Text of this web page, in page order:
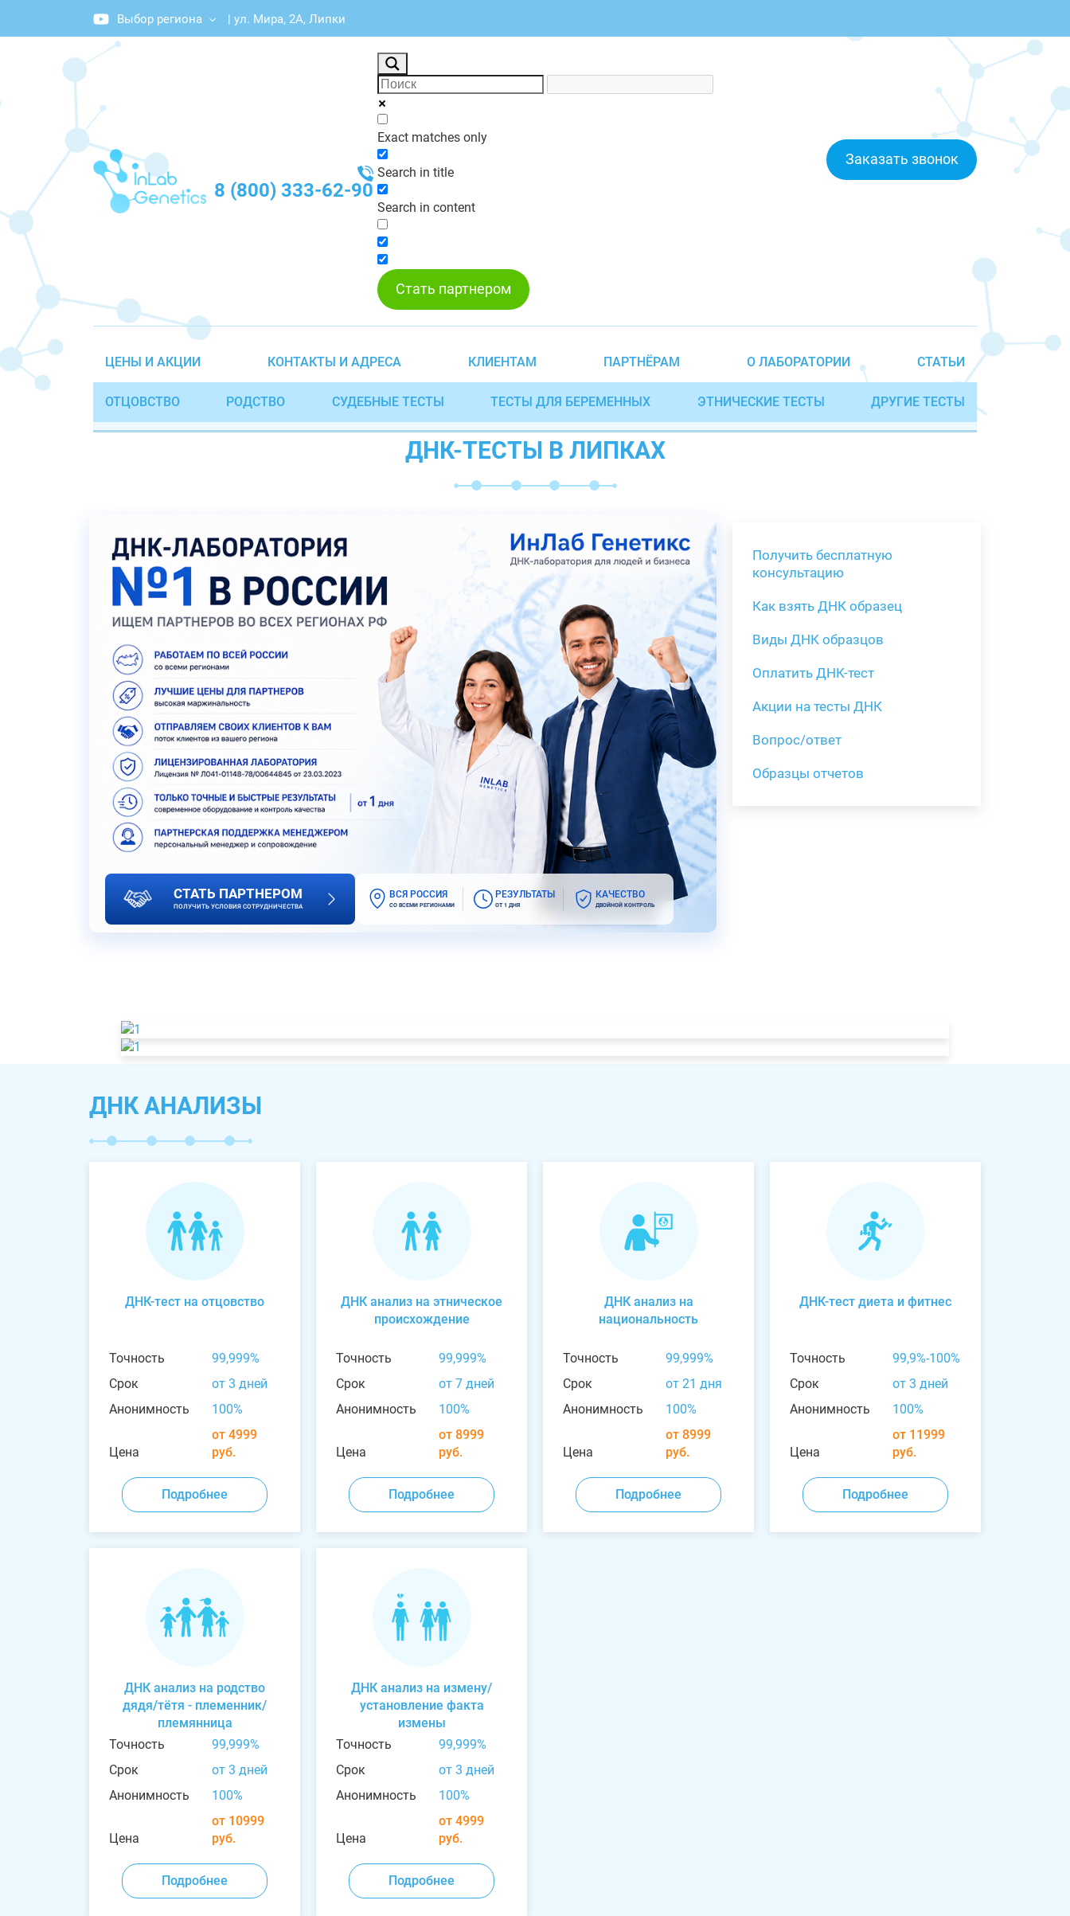
Выбор региона | ул. Мира, 2А, Липки
8 (800) 333-62-90
Exact matches only
Search in title
Search in content
Заказать звонок
Стать партнером
ЦЕНЫ И АКЦИИ КОНТАКТЫ И АДРЕСА КЛИЕНТАМ ПАРТНЁРАМ О ЛАБОРАТОРИИ СТАТЬИ
ОТЦОВСТВО РОДСТВО СУДЕБНЫЕ ТЕСТЫ ТЕСТЫ ДЛЯ БЕРЕМЕННЫХ ЭТНИЧЕСКИЕ ТЕСТЫ ДРУГИЕ ТЕСТЫ
ДНК-ТЕСТЫ В ЛИПКАХ
СТАТЬ ПАРТНЕРОМ
ПОЛУЧИТЬ УСЛОВИЯ СОТРУДНИЧЕСТВА
ВСЯ РОССИЯ
СО ВСЕМИ РЕГИОНАМИ
РЕЗУЛЬТАТЫ
ОТ 1 ДНЯ
КАЧЕСТВО
ДВОЙНОЙ КОНТРОЛЬ
Получить бесплатную
консультацию
Как взять ДНК образец
Виды ДНК образцов
Оплатить ДНК-тест
Акции на тесты ДНК
Вопрос/ответ
Образцы отчетов
ДНК АНАЛИЗЫ
ДНК-тест на отцовство
Точность
99,999%
Срок
от 3 дней
Анонимность
100%
Цена
от 4999
руб.
Подробнее
ДНК анализ на этническое
происхождение
Точность
99,999%
Срок
от 7 дней
Анонимность
100%
Цена
от 8999
руб.
Подробнее
ДНК анализ на
национальность
Точность
99,999%
Срок
от 21 дня
Анонимность
100%
Цена
от 8999
руб.
Подробнее
ДНК-тест диета и фитнес
Точность
99,9%-100%
Срок
от 3 дней
Анонимность
100%
Цена
от 11999
руб.
Подробнее
ДНК анализ на родство
дядя/тётя - племенник/
племянница
Точность
99,999%
Срок
от 3 дней
Анонимность
100%
Цена
от 10999
руб.
Подробнее
ДНК анализ на измену/
установление факта
измены
Точность
99,999%
Срок
от 3 дней
Анонимность
100%
Цена
от 4999
руб.
Подробнее